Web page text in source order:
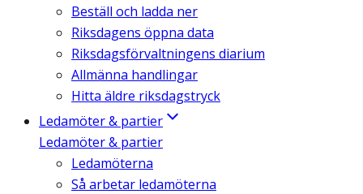
Beställ och ladda ner
Riksdagens öppna data
Riksdagsförvaltningens diarium
Allmänna handlingar
Hitta äldre riksdagstryck
Ledamöter & partier
Ledamöter & partier
Ledamöterna
Så arbetar ledamöterna